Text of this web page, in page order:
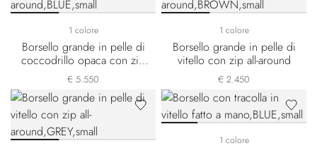
1 colore
Borsello grande in pelle di
coccodrillo opaca con zip
all-around
€ 5.550
1 colore
Borsello grande in pelle di
vitello con zip all-around
€ 2.450
1 colore